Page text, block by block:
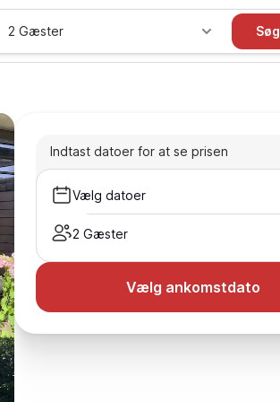
2 Gæster Søg
Indtast datoer for at se prisen
Vælg datoer
2 Gæster
Vælg ankomstdato